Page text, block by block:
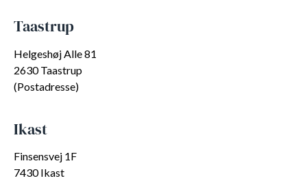
Taastrup
Helgeshøj Alle 81
2630 Taastrup
(Postadresse)
Ikast
Finsensvej 1F
7430 Ikast